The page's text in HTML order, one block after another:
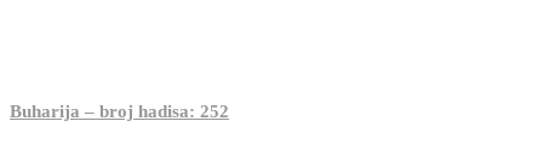
Buharija – broj hadisa: 252